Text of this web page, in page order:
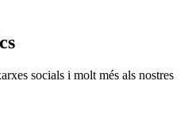
socials i molt més als nostres